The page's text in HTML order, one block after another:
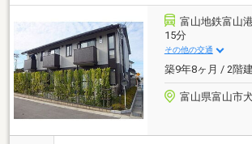
富山地鉄富山
15分
その他の交通
築9年8ヶ月 / 2階建
富山県富山市